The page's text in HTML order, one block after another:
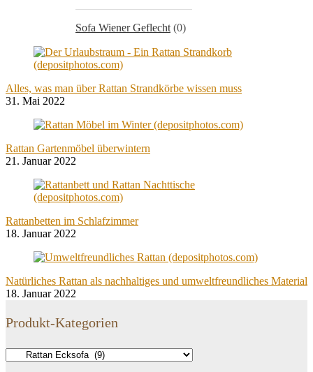
Sofa Wiener Geflecht (0)
Alles, was man über Rattan Strandkörbe wissen muss
31. Mai 2022
Rattan Gartenmöbel überwintern
21. Januar 2022
Rattanbetten im Schlafzimmer
18. Januar 2022
Natürliches Rattan als nachhaltiges und umweltfreundliches Material
18. Januar 2022
Produkt-Kategorien